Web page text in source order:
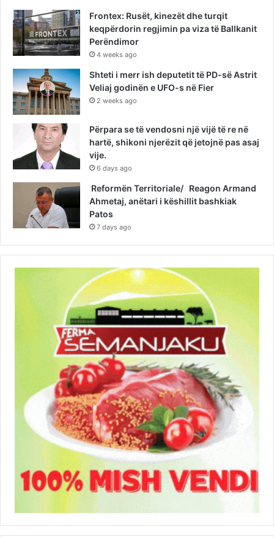
Frontex: Rusët, kinezët dhe turqit
keqpërdorin regjimin pa viza të Ballkanit
Perëndimor
4 weeks ago
Shteti i merr ish deputetit të PD-së Astrit
Veliaj godinën e UFO-s në Fier
2 weeks ago
Përpara se të vendosni një vijë të re në
hartë, shikoni njerëzit që jetojnë pas asaj
vije.
6 days ago
Reformën Territoriale/ Reagon Armand
Ahmetaj, anëtari i këshillit bashkiak
Patos
7 days ago